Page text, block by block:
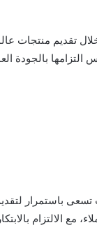
تقديم منتجات
بالجودة
باستمرار
مع الالتزام